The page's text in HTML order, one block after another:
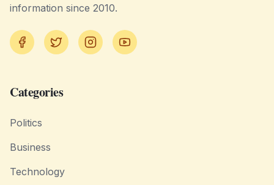
information since 2010.
FacebookTwitter InstagramYouTube
Categories
Politics
Business
Technology